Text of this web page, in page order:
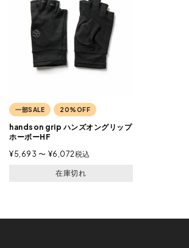
一部SALE 20%OFF
handson grip ハンズオングリップ
ホーボーHF
¥5,693 〜 ¥6,072税込
在庫切れ